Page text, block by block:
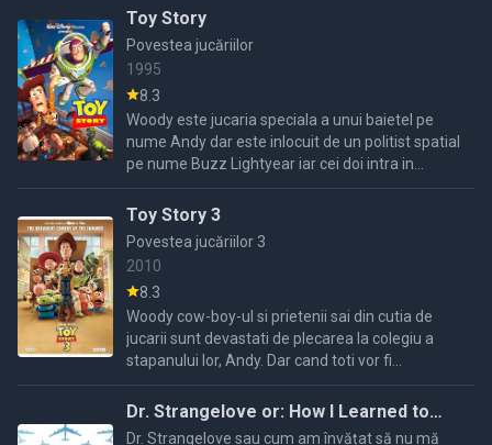
...
Toy Story
Povestea jucăriilor
1995
8.3
Woody este jucaria speciala a unui baietel pe
nume Andy dar este inlocuit de un politist spatial
pe nume Buzz Lightyear iar cei doi intra in
conflict.Cand Buzz cade accidental pe fereastra
Woody este ...
Toy Story 3
Povestea jucăriilor 3
2010
8.3
Woody cow-boy-ul si prietenii sai din cutia de
jucarii sunt devastati de plecarea la colegiu a
stapanului lor, Andy. Dar cand toti vor fi
"transferati" intr-o gradinita, eroii nostri isi vor da
seama ...
Dr. Strangelove or: How I Learned to
Stop Worrying and Love the Bomb
Dr. Strangelove sau cum am învățat să nu mă